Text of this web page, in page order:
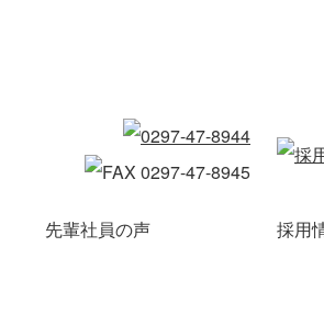
先輩社員の声 採用